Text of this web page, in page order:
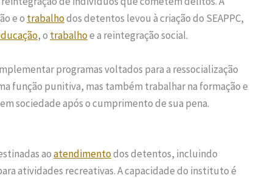
e o trabalhodos detentos levou à criação do SEAPPC,
, o trabalhoe a reintegração social.
programas voltados para a ressocialização
função punitiva, mas também trabalhar na formação e
sociedade após o cumprimento de sua pena.
aoatendimentodos detentos, incluindo
atividades recreativas. A capacidade do instituto é